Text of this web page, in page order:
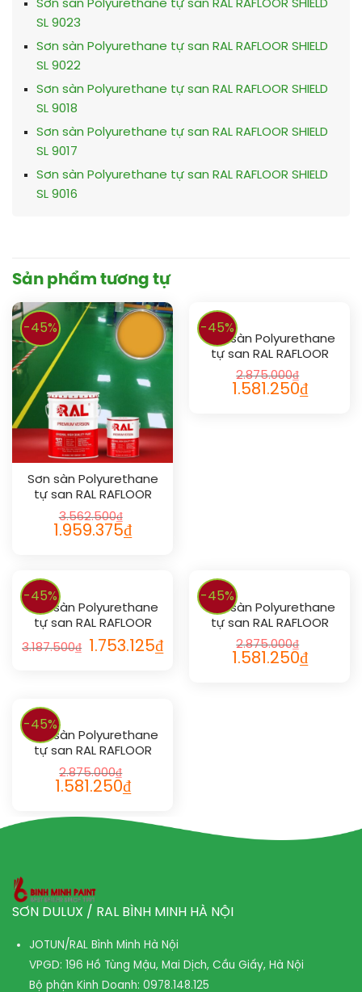
Sơn sàn Polyurethane tự san RAL RAFLOOR SHIELD
SL 9023
Sơn sàn Polyurethane tự san RAL RAFLOOR SHIELD
SL 9022
Sơn sàn Polyurethane tự san RAL RAFLOOR SHIELD
SL 9018
Sơn sàn Polyurethane tự san RAL RAFLOOR SHIELD
SL 9017
Sơn sàn Polyurethane tự san RAL RAFLOOR SHIELD
SL 9016
Sản phẩm tương tự
-45%
Sơn sàn Polyurethane
tự san RAL RAFLOOR
SHIELD SL 1033
3.562.500₫
1.959.375₫
-45%
Sơn sàn Polyurethane
tự san RAL RAFLOOR
SHIELD SL 1024
2.875.000₫
1.581.250₫
-45%
Sơn sàn Polyurethane
tự san RAL RAFLOOR
SHIELD SL 1023
3.187.500₫ 1.753.125₫
-45%
Sơn sàn Polyurethane
tự san RAL RAFLOOR
SHIELD SL 1013
2.875.000₫
1.581.250₫
-45%
Sơn sàn Polyurethane
tự san RAL RAFLOOR
SHIELD SL 1015
2.875.000₫
1.581.250₫
SƠN DULUX / RAL BÌNH MINH HÀ NỘI
JOTUN/RAL Bình Minh Hà Nội
VPGD: 196 Hồ Tùng Mậu, Mai Dịch, Cầu Giấy, Hà Nội
Bộ phận Kinh Doanh: 0978.148.125